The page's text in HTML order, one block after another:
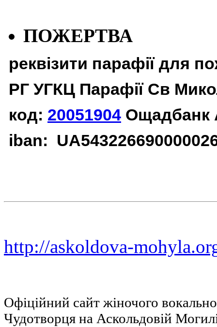
ПОЖЕРТВА
реквізити парафії для
РГ УГКЦ Парафії Св
код: 20051904 Ощадбанк
iban:
http://askoldova-
Офіційний сайт жіночого
Чудотворця на Аскольдовій